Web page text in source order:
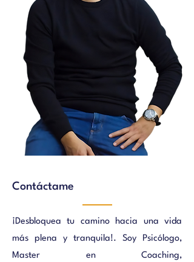
Contáctame
¡Desbloquea tu camino hacia una vida
más plena y tranquila!. Soy Psicólogo,
Master en Coaching,